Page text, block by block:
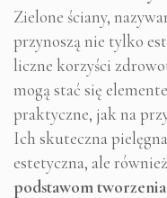
Zielone ściany,
przynoszą nie tylko
liczne korzyści
mogą stać się
praktyczne, jak na
Ich skuteczna
estetyczna, ale
podstawom